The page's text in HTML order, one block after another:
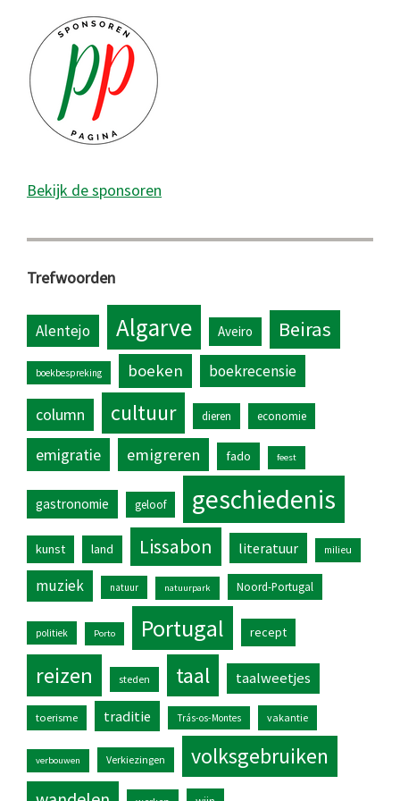
Bekijk de sponsoren
Trefwoorden
Alentejo Algarve Aveiro Beiras
boekbespreking boeken boekrecensie
column cultuur dieren economie
emigratie emigreren fado feest
gastronomie geloof geschiedenis
kunst land Lissabon literatuur milieu
muziek natuur natuurpark Noord-Portugal
politiek Porto Portugal recept
reizen steden taal taalweetjes
toerisme traditie Trás-os-Montes vakantie
verbouwen Verkiezingen volksgebruiken